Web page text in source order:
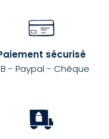
sécurisé
- Paypal - Chèque